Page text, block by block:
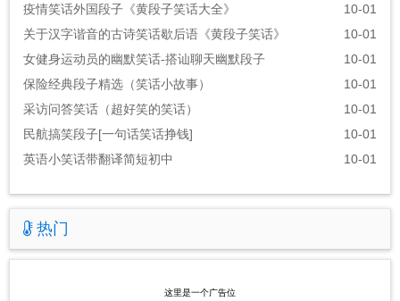
疫情笑话外国段子《黄段子笑话大全》
10-01
关于汉字谐音的古诗笑话歇后语《黄段子笑话》
10-01
女健身运动员的幽默笑话-搭讪聊天幽默段子
10-01
保险经典段子精选（笑话小故事）
10-01
采访问答笑话（超好笑的笑话）
10-01
民航搞笑段子[一句话笑话挣钱]
10-01
英语小笑话带翻译简短初中
10-01
热门
这里是一个广告位